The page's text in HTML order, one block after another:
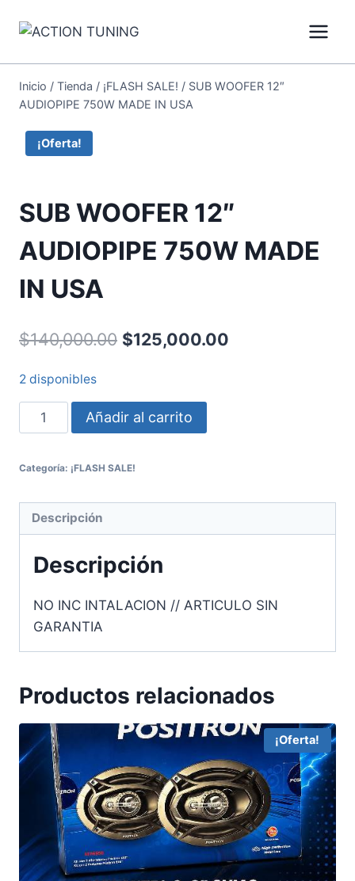
Inicio / Tienda / ¡FLASH SALE! / SUB WOOFER 12″
AUDIOPIPE 750W MADE IN USA
¡Oferta!
SUB WOOFER 12″
AUDIOPIPE 750W MADE
IN USA
$140,000.00 $125,000.00
2 disponibles
Añadir al carrito
Categoría: ¡FLASH SALE!
Descripción
Descripción
NO INC INTALACION // ARTICULO SIN
GARANTIA
Productos relacionados
¡Oferta!